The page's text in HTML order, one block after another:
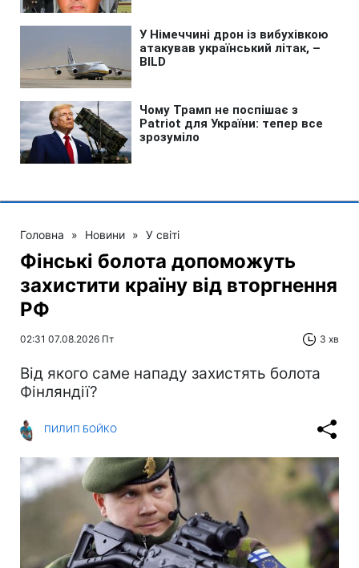
Головна » Новини » У світі
Фінські болота допоможуть
захистити країну від вторгнення
РФ
02:31 07.08.2026 Пт 3 хв
Від якого саме нападу захистять болота
Фінляндії?
ПИЛИП БОЙКО